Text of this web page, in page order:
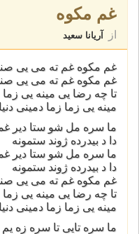
غم مکوه
از آریانا سعید
غم مکوه غم ته می یی
غم مکوه غم ته می یی
تا چه رضا یی مینه یی زما
مینه یی زما زما دمینی
ما سره مل شو ستا دیر
دا د بیدرده ژوند ستمونه
ما سره مل شو ستا دیر
دا د بیدرده ژوند ستمونه
غم مکوه غم ته می یی
تا چه رضا یی مینه یی زما
مینه یی زما زما دمینی
ما سره تایی تا سره زه یم